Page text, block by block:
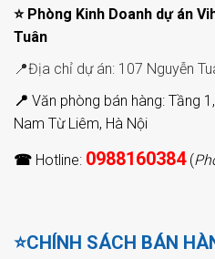
⭐ Phòng Kinh Doanh dự án
Tuân
📍Địa chỉ dự án: 107 Nguyễn
📍 Văn phòng bán hàng: Tầng
Nam Từ Liêm, Hà Nội
☎ Hotline: 0988160384(
⭐CHÍNH SÁCH BÁN